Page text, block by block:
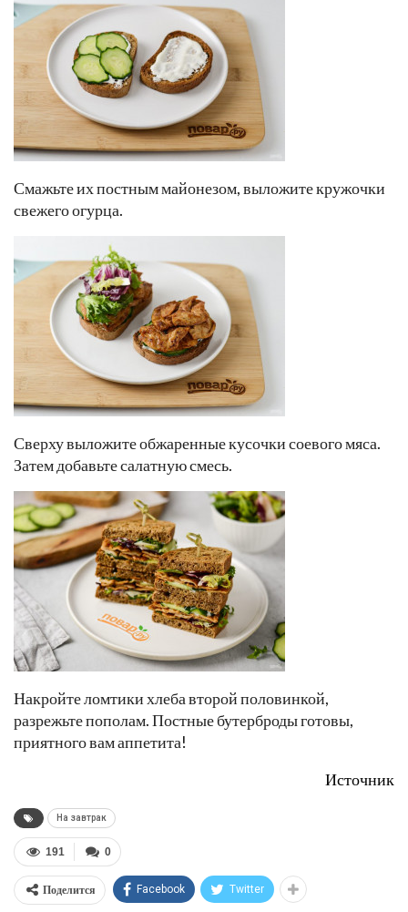
Смажьте их постным майонезом, выложите кружочки
свежего огурца.
Сверху выложите обжаренные кусочки соевого мяса.
Затем добавьте салатную смесь.
Накройте ломтики хлеба второй половинкой,
разрежьте пополам. Постные бутерброды готовы,
приятного вам аппетита!
Источник
На завтрак
0
191
Поделится Facebook Twitter